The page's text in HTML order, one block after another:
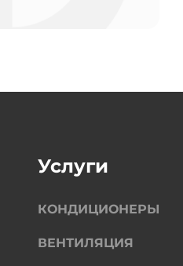
Услуги
КОНДИЦИОНЕРЫ
ВЕНТИЛЯЦИЯ